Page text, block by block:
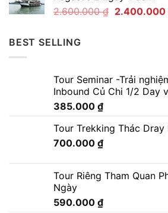
2.600.000₫ 2.400.000
BEST SELLING
Tour Seminar -Trải
Inbound Củ Chi 1/2 Day
385.000 ₫
Tour Trekking Thác Dray
700.000 ₫
Tour Riêng Tham Quan
Ngày
590.000 ₫